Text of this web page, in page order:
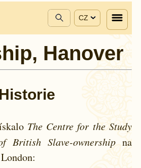
CZ
Hanover
Historie
The Centre for the Study
British Slave-ownership na